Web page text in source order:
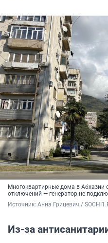
Многоквартирные дома в Абхазии
отключений — генератор не
Источник: Анна Грицевич /
Из-за